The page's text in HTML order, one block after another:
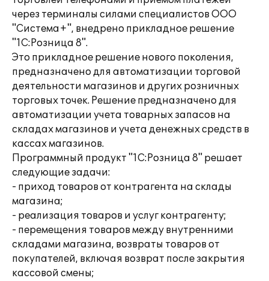
через терминалы силами специалистов ООО
"Система+", внедрено прикладное решение
"1С:Розница 8".
Это прикладное решение нового поколения,
предназначено для автоматизации торговой
деятельности магазинов и других розничных
торговых точек. Решение предназначено для
автоматизации учета товарных запасов на
складах магазинов и учета денежных средств в
кассах магазинов.
Программный продукт "1С:Розница 8" решает
следующие задачи:
- приход товаров от контрагента на склады
магазина;
- реализация товаров и услуг контрагенту;
- перемещения товаров между внутренними
складами магазина, возвраты товаров от
покупателей, включая возврат после закрытия
кассовой смены;